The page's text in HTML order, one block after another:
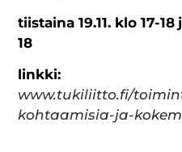
tiistaina 19.11. klo 17-18
18
linkki:
www.tukiliitto.fi/
kohtaamisia-ja-